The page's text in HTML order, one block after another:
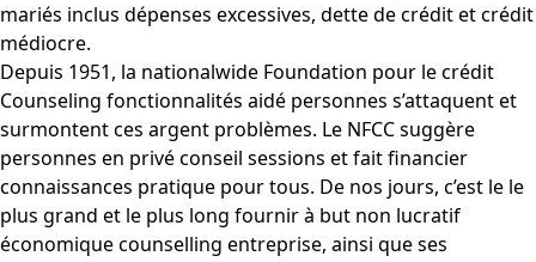
mariés inclus dépenses excessives, dette de crédit et crédit
médiocre.
Depuis 1951, la nationalwide Foundation pour le crédit
Counseling fonctionnalités aidé personnes s’attaquent et
surmontent ces argent problèmes. Le NFCC suggère
personnes en privé conseil sessions et fait financier
connaissances pratique pour tous. De nos jours, c’est le le
plus grand et le plus long fournir à but non lucratif
économique counselling entreprise, ainsi que ses